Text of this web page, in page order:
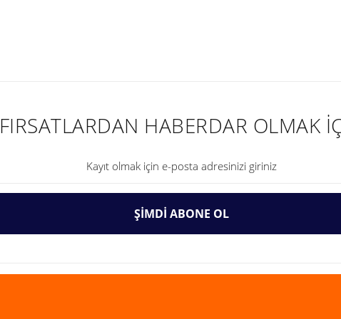
Gönder
FIRSATLARDAN HABERDAR OLMAK
ŞİMDİ ABONE OL